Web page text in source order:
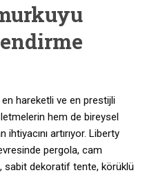
hareketli ve en prestijli
hem de bireysel
artırıyor. Liberty
pergola, cam
sabit dekoratif tente, körüklü